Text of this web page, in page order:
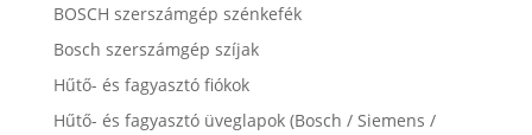
BOSCH szerszámgép szénkefék
Bosch szerszámgép szíjak
Hűtő- és fagyasztó fiókok
Hűtő- és fagyasztó üveglapok (Bosch / Siemens /